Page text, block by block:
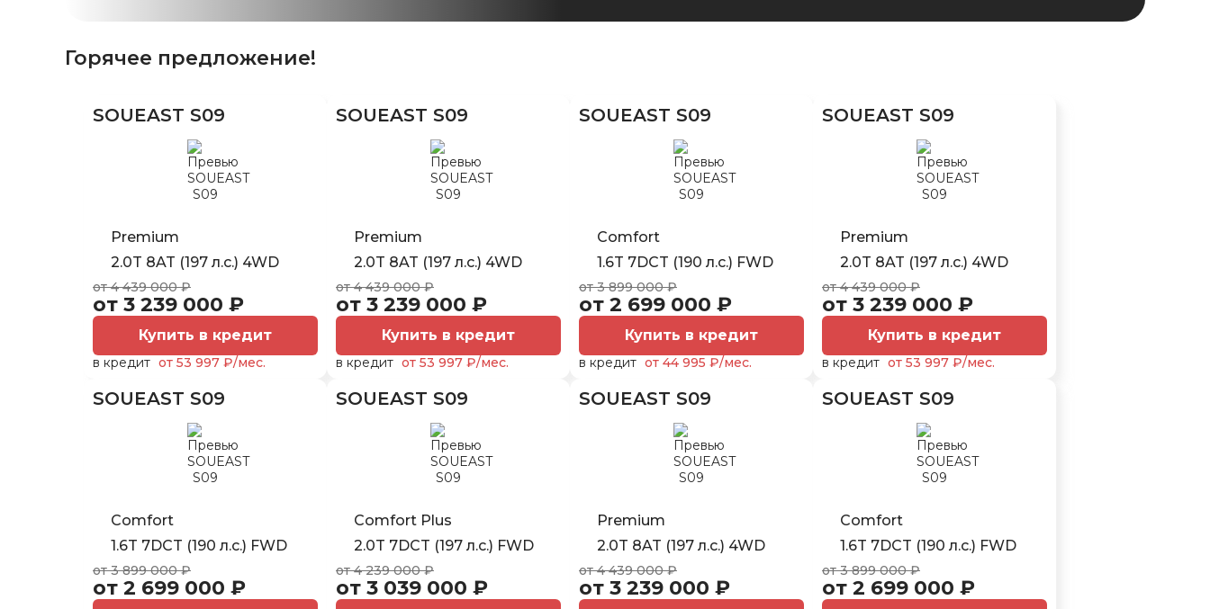
Горячее предложение!
SOUEAST S09
Premium
2.0T 8AT (197 л.с.) 4WD
от 4 439 000 ₽
от 3 239 000 ₽
Купить в кредит
в кредит от 53 997 ₽/мес.
SOUEAST S09
Premium
2.0T 8AT (197 л.с.) 4WD
от 4 439 000 ₽
от 3 239 000 ₽
Купить в кредит
в кредит от 53 997 ₽/мес.
SOUEAST S09
Comfort
1.6T 7DCT (190 л.с.) FWD
от 3 899 000 ₽
от 2 699 000 ₽
Купить в кредит
в кредит от 44 995 ₽/мес.
SOUEAST S09
Premium
2.0T 8AT (197 л.с.) 4WD
от 4 439 000 ₽
от 3 239 000 ₽
Купить в кредит
в кредит от 53 997 ₽/мес.
SOUEAST S09
Comfort
1.6T 7DCT (190 л.с.) FWD
от 3 899 000 ₽
от 2 699 000 ₽
SOUEAST S09
Comfort Plus
2.0T 7DCT (197 л.с.) FWD
от 4 239 000 ₽
от 3 039 000 ₽
SOUEAST S09
Premium
2.0T 8AT (197 л.с.) 4WD
от 4 439 000 ₽
от 3 239 000 ₽
SOUEAST S09
Comfort
1.6T 7DCT (190 л.с.) FWD
от 3 899 000 ₽
от 2 699 000 ₽